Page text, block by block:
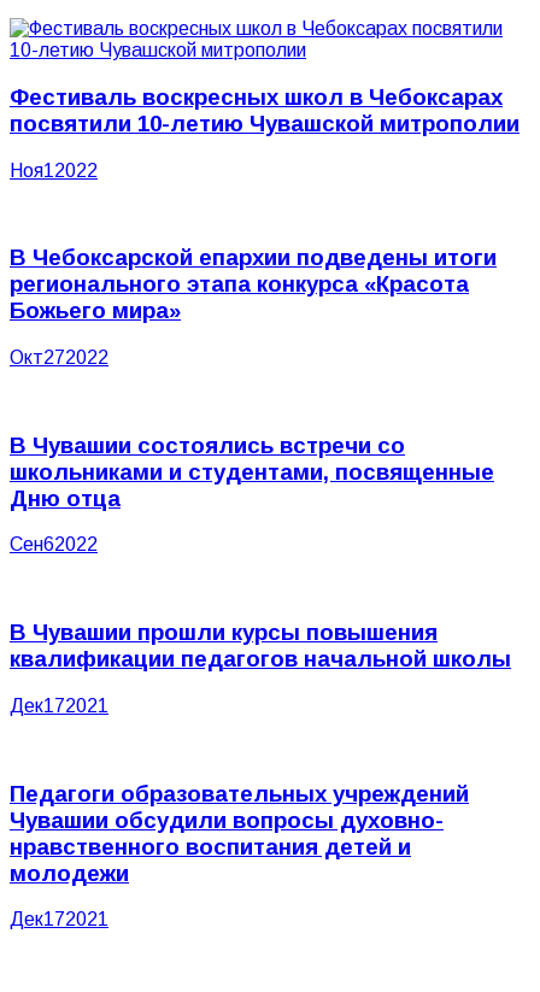
Фестиваль воскресных школ в Чебоксарах
посвятили 10-летию Чувашской митрополии
Ноя12022
В Чебоксарской епархии подведены итоги
регионального этапа конкурса «Красота
Божьего мира»
Окт272022
В Чувашии состоялись встречи со
школьниками и студентами, посвященные
Дню отца
Сен62022
В Чувашии прошли курсы повышения
квалификации педагогов начальной школы
Дек172021
Педагоги образовательных учреждений
Чувашии обсудили вопросы духовно-
нравственного воспитания детей и
молодежи
Дек172021